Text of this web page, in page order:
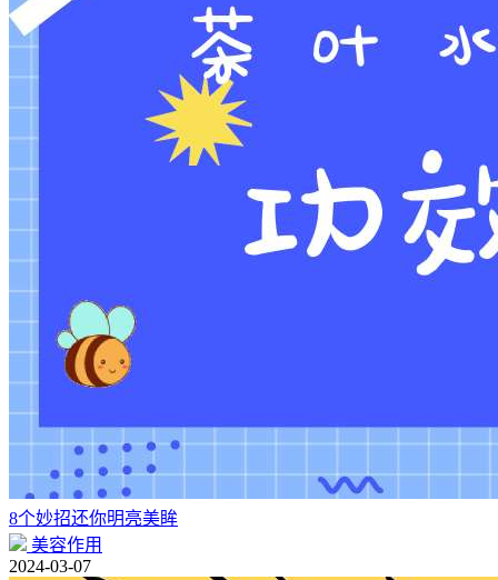
8个妙招还你明亮美眸
美容作用
2024-03-07